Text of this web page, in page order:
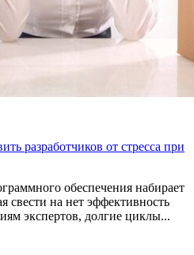
разработчиков от стресса при
обеспечения набирает
свести на нет эффективность
экспертов, долгие циклы...